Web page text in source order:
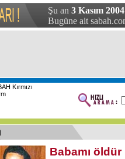
Şu an 3 Kasım
Bugüne ait
Babamı öldür